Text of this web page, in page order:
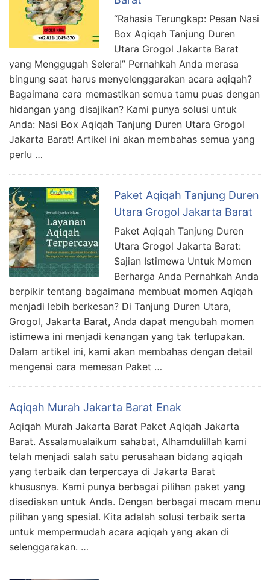
“Rahasia Terungkap: Pesan Nasi
Box Aqiqah Tanjung Duren
Utara Grogol Jakarta Barat
yang Menggugah Selera!” Pernahkah Anda merasa
bingung saat harus menyelenggarakan acara aqiqah?
Bagaimana cara memastikan semua tamu puas dengan
hidangan yang disajikan? Kami punya solusi untuk
Anda: Nasi Box Aqiqah Tanjung Duren Utara Grogol
Jakarta Barat! Artikel ini akan membahas semua yang
perlu …
Paket Aqiqah Tanjung Duren
Utara Grogol Jakarta Barat
Paket Aqiqah Tanjung Duren
Utara Grogol Jakarta Barat:
Sajian Istimewa Untuk Momen
Berharga Anda Pernahkah Anda
berpikir tentang bagaimana membuat momen Aqiqah
menjadi lebih berkesan? Di Tanjung Duren Utara,
Grogol, Jakarta Barat, Anda dapat mengubah momen
istimewa ini menjadi kenangan yang tak terlupakan.
Dalam artikel ini, kami akan membahas dengan detail
mengenai cara memesan Paket …
Aqiqah Murah Jakarta Barat Enak
Aqiqah Murah Jakarta Barat Paket Aqiqah Jakarta
Barat. Assalamualaikum sahabat, Alhamdulillah kami
telah menjadi salah satu perusahaan bidang aqiqah
yang terbaik dan terpercaya di Jakarta Barat
khususnya. Kami punya berbagai pilihan paket yang
disediakan untuk Anda. Dengan berbagai macam menu
pilihan yang spesial. Kita adalah solusi terbaik serta
untuk mempermudah acara aqiqah yang akan di
selenggarakan. …